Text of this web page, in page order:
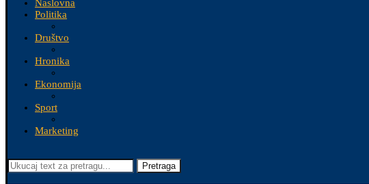
Naslovna
Politika
Društvo
Hronika
Ekonomija
Sport
Marketing
Pretraga